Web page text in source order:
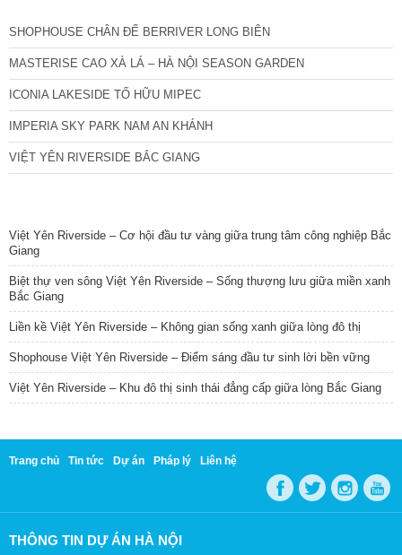
SHOPHOUSE CHÂN ĐẾ BERRIVER LONG BIÊN
MASTERISE CAO XÀ LÁ – HÀ NỘI SEASON GARDEN
ICONIA LAKESIDE TỐ HỮU MIPEC
IMPERIA SKY PARK NAM AN KHÁNH
VIỆT YÊN RIVERSIDE BẮC GIANG
Việt Yên Riverside – Cơ hội đầu tư vàng giữa trung tâm công nghiệp Bắc
Giang
Biệt thự ven sông Việt Yên Riverside – Sống thượng lưu giữa miền xanh
Bắc Giang
Liền kề Việt Yên Riverside – Không gian sống xanh giữa lòng đô thị
Shophouse Việt Yên Riverside – Điểm sáng đầu tư sinh lời bền vững
Việt Yên Riverside – Khu đô thị sinh thái đẳng cấp giữa lòng Bắc Giang
Trang chủ Tin tức Dự án Pháp lý Liên hệ
THÔNG TIN DỰ ÁN HÀ NỘI